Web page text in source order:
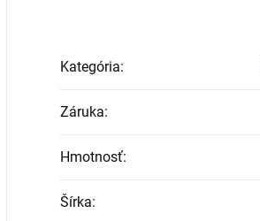
Kategória:
Záruka:
Hmotnosť:
Šírka: